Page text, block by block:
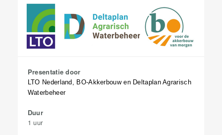
Presentatie door
LTO Nederland, BO-Akkerbouw en Deltaplan Agrarisch
Waterbeheer
Duur
1 uur